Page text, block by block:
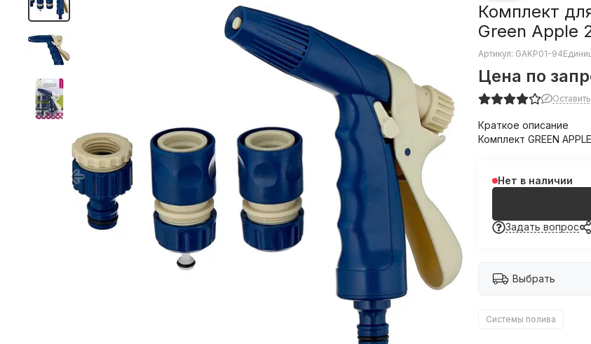
Комплект
Green Apple
Артикул: GAKP01-94
Цена по
Краткое описание
Комплект GREEN
Нет в наличии
Задать вопрос
Выбрать
Системы полива